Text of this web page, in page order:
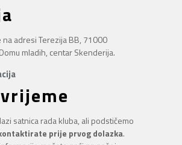
na adresi Terezija BB, 71000
mladih, centar Skenderija.
satnica rada kluba, ali podstičemo
prije prvog dolazka.